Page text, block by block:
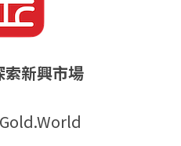
新興市場